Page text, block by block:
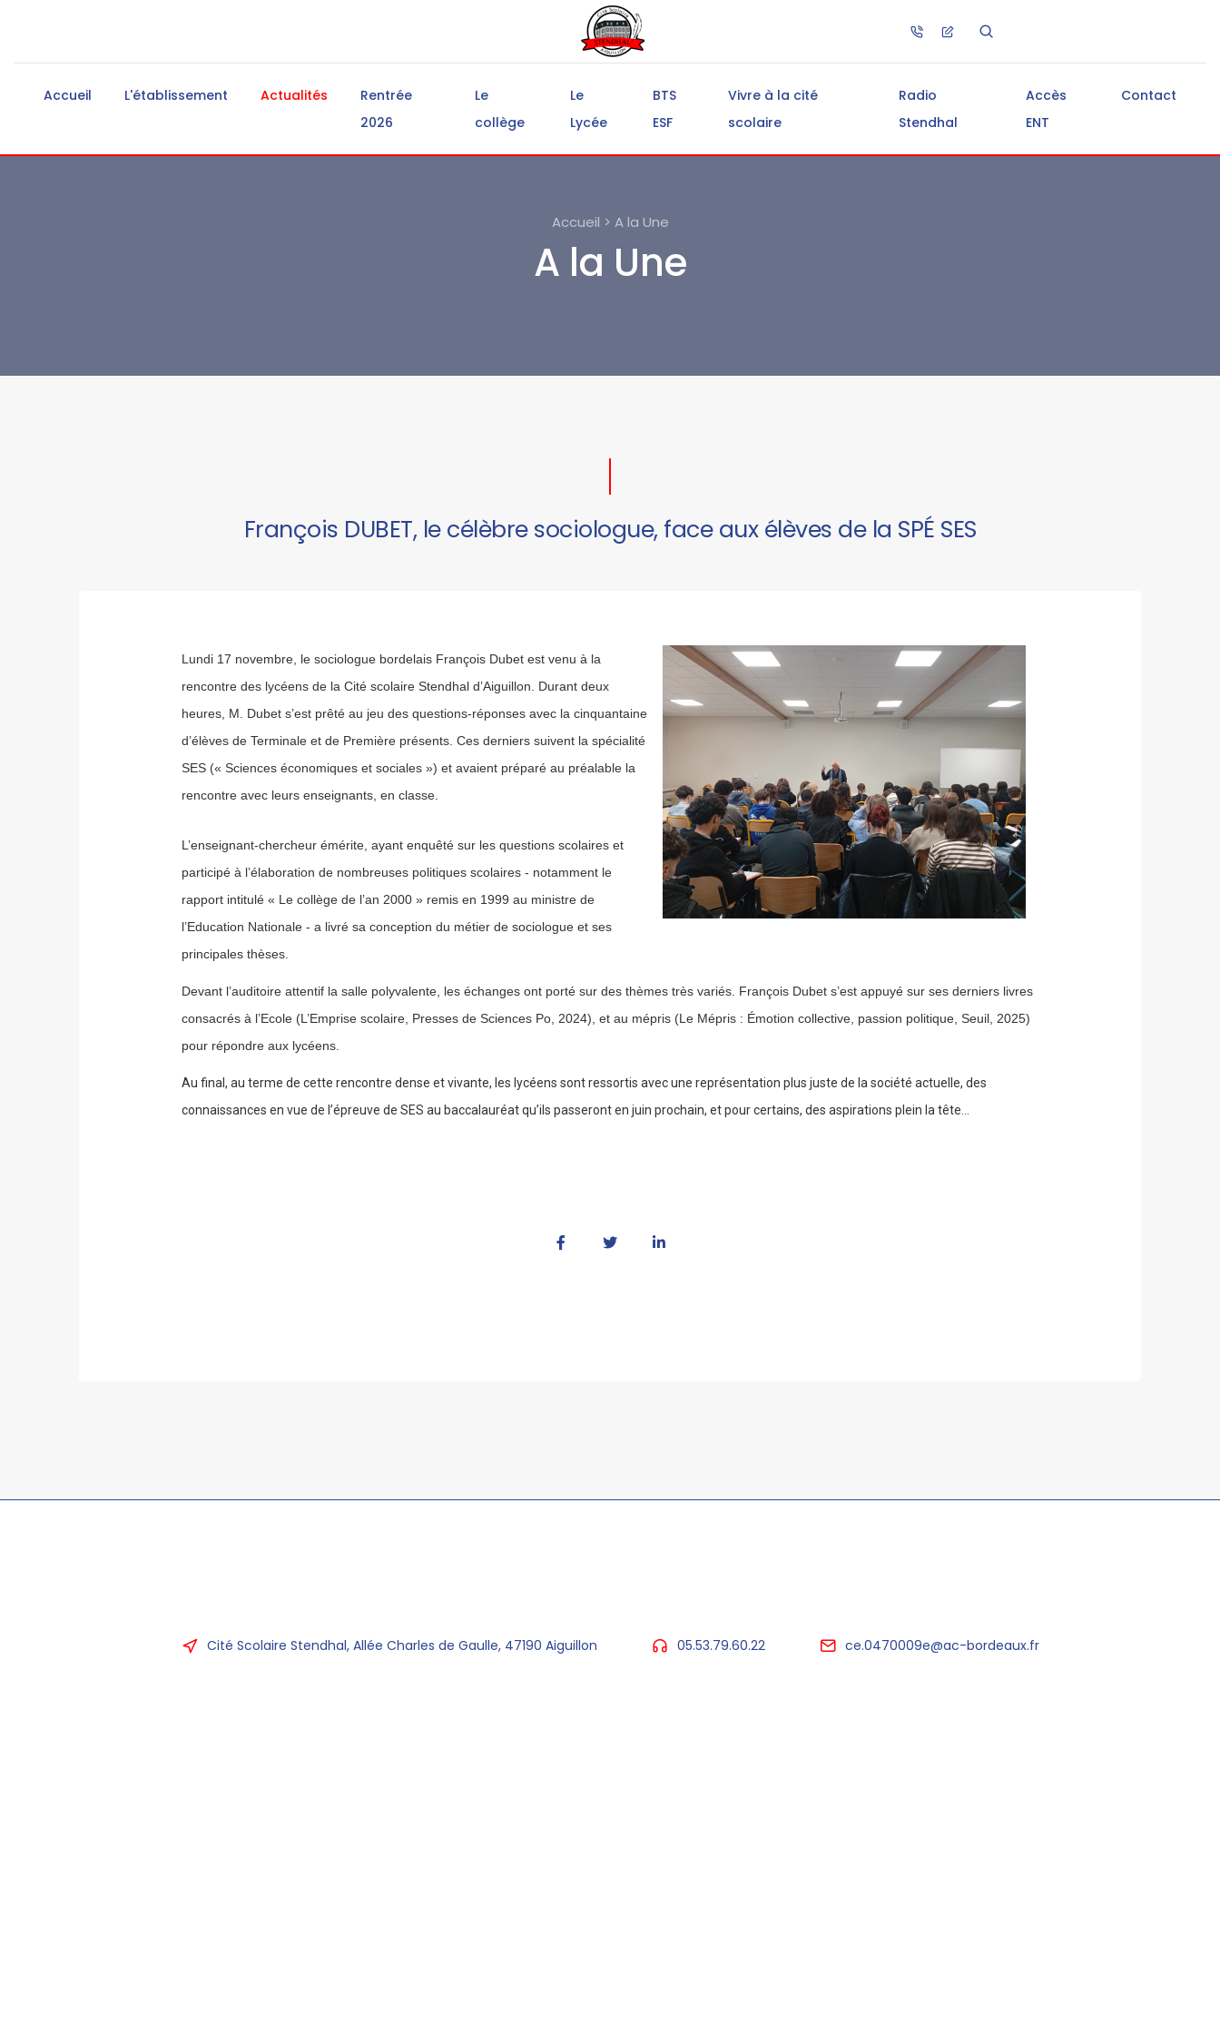
Accueil L'établissement Actualités
Rentrée
2026
Le
collège
Le
Lycée
BTS
ESF
Vivre à la cité
scolaire
Radio
Stendhal
Accès
ENT
Contact
Accueil > A la Une
A la Une
François DUBET, le célèbre sociologue, face aux élèves de la SPÉ SES
Lundi 17 novembre, le sociologue bordelais François Dubet est venu à la
rencontre des lycéens de la Cité scolaire Stendhal d’Aiguillon. Durant deux
heures, M. Dubet s’est prêté au jeu des questions-réponses avec la cinquantaine
d’élèves de Terminale et de Première présents. Ces derniers suivent la spécialité
SES (« Sciences économiques et sociales ») et avaient préparé au préalable la
rencontre avec leurs enseignants, en classe.
L’enseignant-chercheur émérite, ayant enquêté sur les questions scolaires et
participé à l’élaboration de nombreuses politiques scolaires - notamment le
rapport intitulé « Le collège de l’an 2000 » remis en 1999 au ministre de
l’Education Nationale - a livré sa conception du métier de sociologue et ses
principales thèses.
Devant l’auditoire attentif la salle polyvalente, les échanges ont porté sur des thèmes très variés. François Dubet s’est appuyé sur ses derniers livres
consacrés à l’Ecole (L’Emprise scolaire, Presses de Sciences Po, 2024), et au mépris (Le Mépris : Émotion collective, passion politique, Seuil, 2025)
pour répondre aux lycéens.
Au final, au terme de cette rencontre dense et vivante, les lycéens sont ressortis avec une représentation plus juste de la société actuelle, des
connaissances en vue de l’épreuve de SES au baccalauréat qu’ils passeront en juin prochain, et pour certains, des aspirations plein la tête…
Cité Scolaire Stendhal, Allée Charles de Gaulle, 47190 Aiguillon 05.53.79.60.22 ce.0470009e@ac-bordeaux.fr